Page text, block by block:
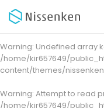
Warning: Undefined array
/home/kir657649/
content/themes/
Warning: Attempt to read
/home/kir657649/